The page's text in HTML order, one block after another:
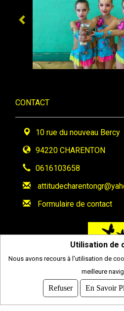
CONTACT
10 rue du nouveau Bercy
94220 CHARENTON
0616103658
Formulaire de contact
2026
© COMITI -
OPTIMISÉ POUR
Utilisation de
Nous avons recours à l'utilisation de
meilleure
Refuser En Savoir